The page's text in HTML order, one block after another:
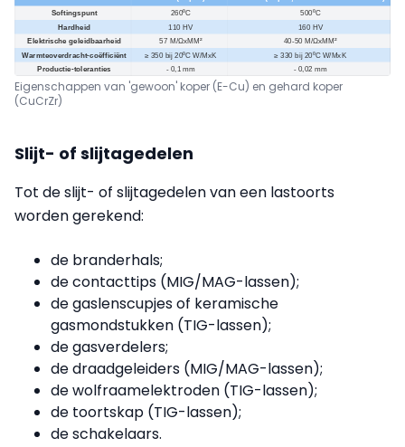
Eigenschappen van 'gewoon' koper (E-Cu) en gehard koper
(CuCrZr)
Slijt- of slijtagedelen
Tot de slijt- of slijtagedelen van een lastoorts
worden gerekend:
de branderhals;
de contacttips (MIG/MAG-lassen);
de gaslenscupjes of keramische
gasmondstukken (TIG-lassen);
de gasverdelers;
de draadgeleiders (MIG/MAG-lassen);
de wolfraamelektroden (TIG-lassen);
de toortskap (TIG-lassen);
de schakelaars.